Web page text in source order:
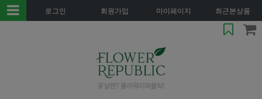
로그인 회원가입 마이페이지 최근본상품